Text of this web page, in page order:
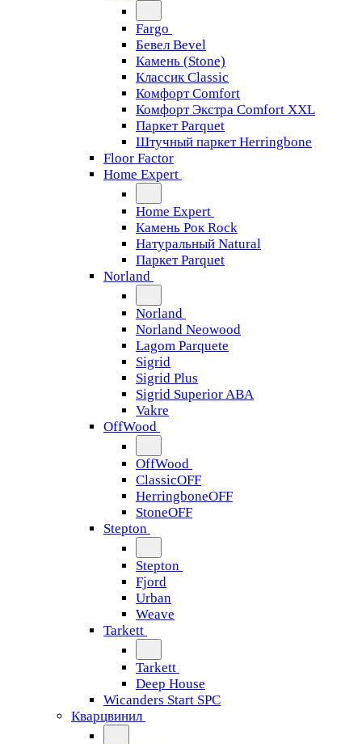
Fargo
Бевел Bevel
Камень (Stone)
Классик Classic
Комфорт Comfort
Комфорт Экстра Comfort XXL
Паркет Parquet
Штучный паркет Herringbone
Floor Factor
Home Expert
Home Expert
Камень Рок Rock
Натуральный Natural
Паркет Parquet
Norland
Norland
Norland Neowood
Lagom Parquete
Sigrid
Sigrid Plus
Sigrid Superior ABA
Vakre
OffWood
OffWood
ClassicOFF
HerringboneOFF
StoneOFF
Stepton
Stepton
Fjord
Urban
Weave
Tarkett
Tarkett
Deep House
Wicanders Start SPC
Кварцвинил